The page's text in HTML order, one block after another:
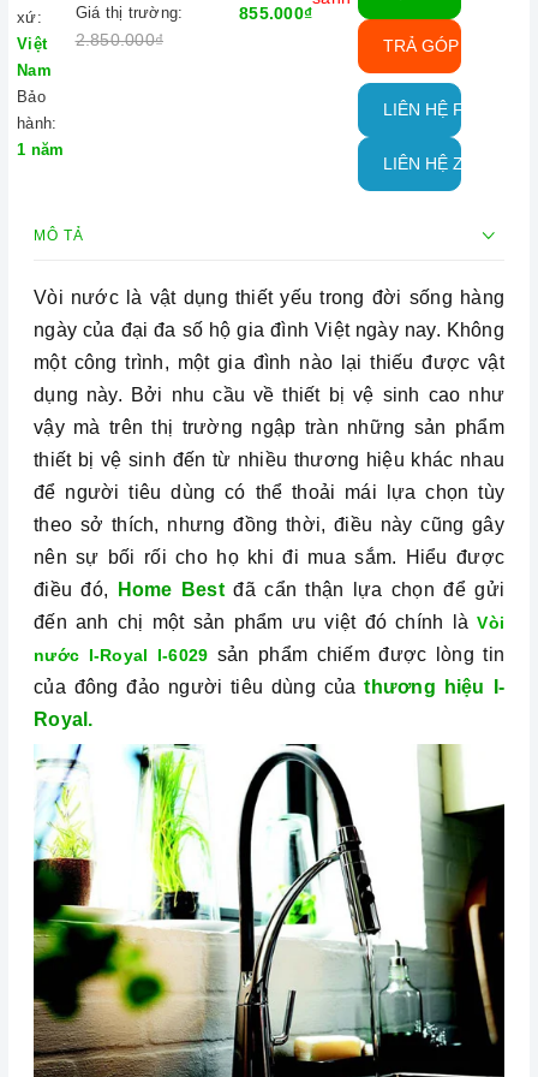
xứ:
Việt
Nam
Bảo
hành:
1 năm
Giá thị trường:
2.850.000₫
855.000₫
TRẢ GÓP QUA THẺ
LIÊN HỆ
LIÊN HỆ ZALO
MÔ TẢ
Vòi nước là vật dụng thiết yếu trong đời sống hàng
ngày của đại đa số hộ gia đình Việt ngày nay. Không
một công trình, một gia đình nào lại thiếu được vật
dụng này. Bởi nhu cầu về thiết bị vệ sinh cao như
vậy mà trên thị trường ngập tràn những sản phẩm
thiết bị vệ sinh đến từ nhiều thương hiệu khác nhau
để người tiêu dùng có thể thoải mái lựa chọn tùy
theo sở thích, nhưng đồng thời, điều này cũng gây
nên sự bối rối cho họ khi đi mua sắm. Hiểu được
điều đó,
Home Best đã cẩn thận lựa chọn để gửi
đến anh chị một sản phẩm ưu việt đó chính làVòi
nước I-Royal I-6029 sản phẩm chiếm được lòng tin
của đông đảo người tiêu dùng củathương hiệu I-
Royal.